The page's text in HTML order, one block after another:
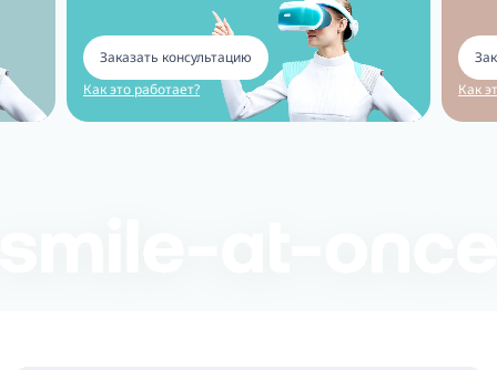
Заказать консультацию
Как это работает?
Как